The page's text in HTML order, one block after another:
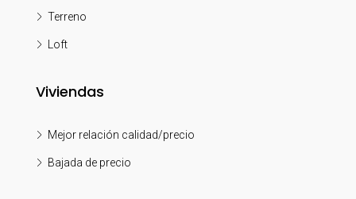
Terreno
Loft
Viviendas
Mejor relación calidad/precio
Bajada de precio